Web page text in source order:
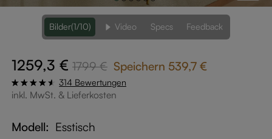
Bilder(1/10) Video Specs Feedback
1259,3 € 1799 € Speichern 539,7 €
314 Bewertungen
inkl. MwSt. & Lieferkosten
Modell Esstisch